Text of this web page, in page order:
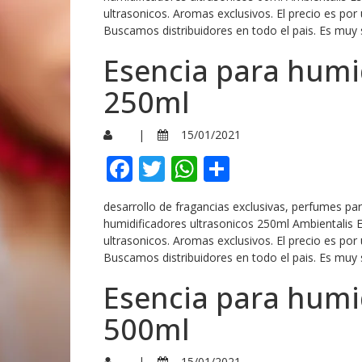
ultrasonicos. Aromas exclusivos. El precio es
Buscamos distribuidores en todo el pais. Es
Esencia para
250ml
| 15/01/2021
Facebook
TwitterWhatsApp
desarrollo de fragancias exclusivas, perfumes
humidificadores ultrasonicos 250ml Ambientalis
ultrasonicos. Aromas exclusivos. El precio es
Buscamos distribuidores en todo el pais. Es
Esencia para
500ml